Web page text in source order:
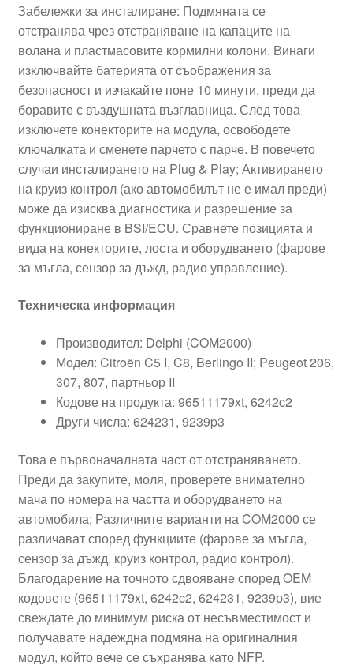
Забележки за инсталиране: Подмяната се
отстранява чрез отстраняване на капаците на
волана и пластмасовите кормилни колони. Винаги
изключвайте батерията от съображения за
безопасност и изчакайте поне 10 минути, преди да
боравите с въздушната възглавница. След това
изключете конекторите на модула, освободете
ключалката и сменете парчето с парче. В повечето
случаи инсталирането на Plug & Play; Активирането
на круиз контрол (ако автомобилът не е имал преди)
може да изисква диагностика и разрешение за
функциониране в BSI/ECU. Сравнете позицията и
вида на конекторите, лоста и оборудването (фарове
за мъгла, сензор за дъжд, радио управление).
Техническа информация
Производител: Delphi (COM2000)
Модел: Citroën C5 I, C8, Berlingo II; Peugeot 206,
307, 807, партньор II
Кодове на продукта: 96511179xt, 6242c2
Други числа: 624231, 9239p3
Това е първоначалната част от отстраняването.
Преди да закупите, моля, проверете внимателно
мача по номера на частта и оборудването на
автомобила; Различните варианти на COM2000 се
различават според функциите (фарове за мъгла,
сензор за дъжд, круиз контрол, радио контрол).
Благодарение на точното сдвояване според OEM
кодовете (96511179xt, 6242c2, 624231, 9239p3), вие
свеждате до минимум риска от несъвместимост и
получавате надеждна подмяна на оригиналния
модул, който вече се съхранява като NFP.